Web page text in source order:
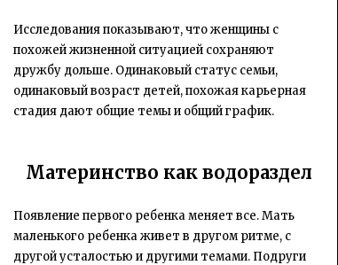
Исследования показывают, что женщины с
похожей жизненной ситуацией сохраняют
дружбу дольше. Одинаковый статус семьи,
одинаковый возраст детей, похожая карьерная
стадия дают общие темы и общий график.
Материнство как водораздел
Появление первого ребенка меняет все. Мать
маленького ребенка живет в другом ритме, с
другой усталостью и другими темами. Подруги